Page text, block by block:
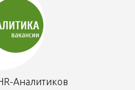
Аналитиков